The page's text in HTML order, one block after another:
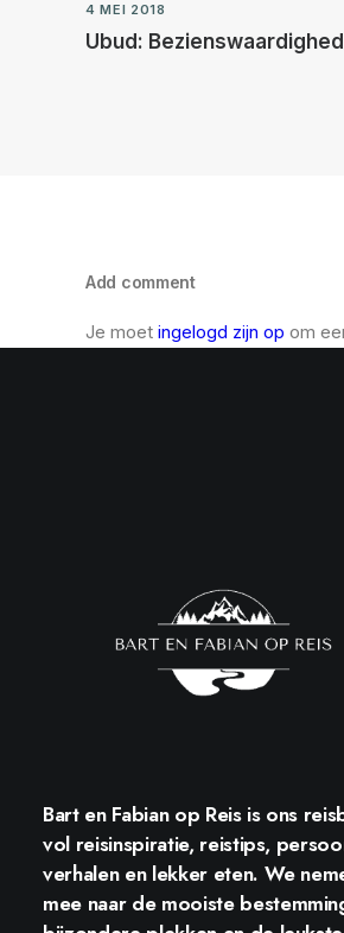
4 MEI 2018
Ubud:
Add comment
Je moet ingelogd zijn op om
Bart en Fabian op Reisis ons
vol reisinspiratie, reistips,
verhalen en lekker eten. We
mee naar de mooiste